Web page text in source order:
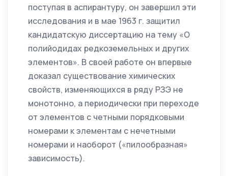
поступая в аспирантуру, он завершил эти
исследования и в мае 1963 г. защитил
кандидатскую диссертацию на тему «О
полийодидах редкоземельных и других
элементов». В своей работе он впервые
доказал существование химических
свойств, изменяющихся в ряду РЗЭ не
монотонно, а периодически при переходе
от элементов с четными порядковыми
номерами к элементам с нечетными
номерами и наоборот («пилообразная»
зависимость).